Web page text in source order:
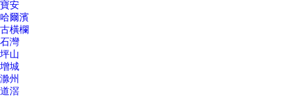
寶安
哈爾濱
古橫欄
石灣
坪山
增城
滁州
道滘